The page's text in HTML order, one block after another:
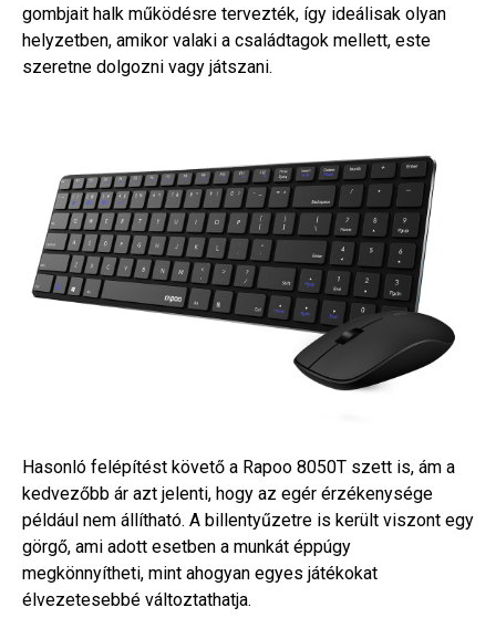
gombjait halk működésre tervezték, így ideálisak olyan
helyzetben, amikor valaki a családtagok mellett, este
szeretne dolgozni vagy játszani.
Hasonló felépítést követő a Rapoo 8050T szett is, ám a
kedvezőbb ár azt jelenti, hogy az egér érzékenysége
például nem állítható. A billentyűzetre is került viszont egy
görgő, ami adott esetben a munkát éppúgy
megkönnyítheti, mint ahogyan egyes játékokat
élvezetesebbé változtathatja.